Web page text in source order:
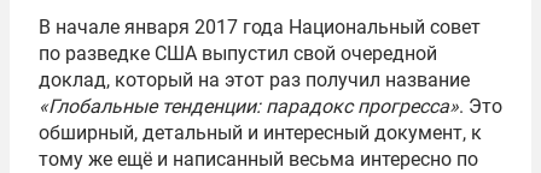
В начале января 2017 года Национальный совет
по разведке США выпустил свой очередной
доклад, который на этот раз получил название
«Глобальные тенденции: парадокс прогресса». Это
обширный, детальный и интересный документ, к
тому же ещё и написанный весьма интересно по